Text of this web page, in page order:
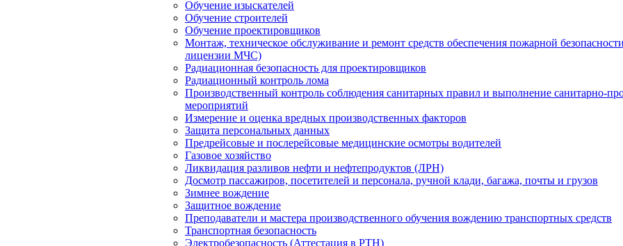
Обучение изыскателей
Обучение строителей
Обучение проектировщиков
Монтаж, техническое обслуживание и ремонт средств обеспечения пожарной
лицензии МЧС)
Радиационная безопасность для проектировщиков
Радиационный контроль лома
Производственный контроль соблюдения санитарных правил и выполнение санитарно-
мероприятий
Измерение и оценка вредных производственных факторов
Защита персональных данных
Предрейсовые и послерейсовые медицинские осмотры водителей
Газовое хозяйство
Ликвидация разливов нефти и нефтепродуктов (ЛРН)
Досмотр пассажиров, посетителей и персонала, ручной клади, багажа, почты и грузов
Зимнее вождение
Защитное вождение
Преподаватели и мастера производственного обучения вождению транспортных средств
Транспортная безопасность
Электробезопасность (Аттестация в РТН)